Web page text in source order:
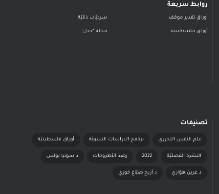
روابط سريعة
أوراق تقدير موقف سرديّات ذاتيّة
أوراق فلسطينية مجلة “جدل”
تصنيفات
علم النفس التحرري برنامج الدراسات النسويّة أوراق فلسطينيّة
النشرة الفصليّة 2022 رصد الأطروحات د سونيا بولس
د عرين هوّاري د أريج صبّاغ خوري